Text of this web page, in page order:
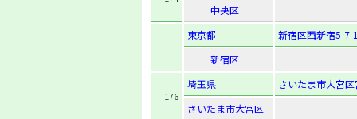
中央区
東京都
新宿区西新宿5-7-
新宿区
176
埼玉県
さいたま市大宮
さいたま市大宮区